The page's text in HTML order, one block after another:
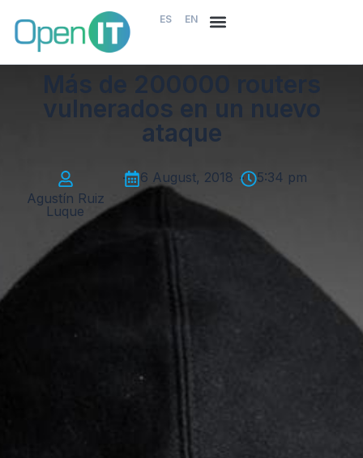
ES EN
Más de 200000 routers
vulnerados en un nuevo
ataque
Agustín Ruiz
Luque
- 6 August, 2018 - 5:34 pm